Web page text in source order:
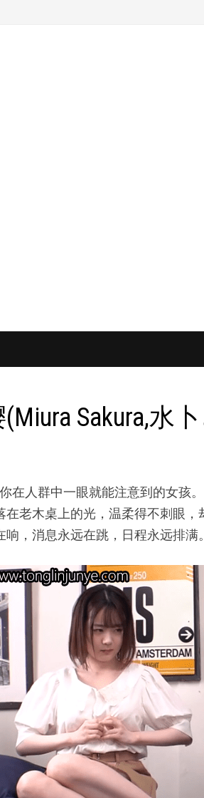
Sakura,水
在人群中一眼就能注意到的女
老木桌上的光，温柔得不刺眼
，消息永远在跳，日程永远排满